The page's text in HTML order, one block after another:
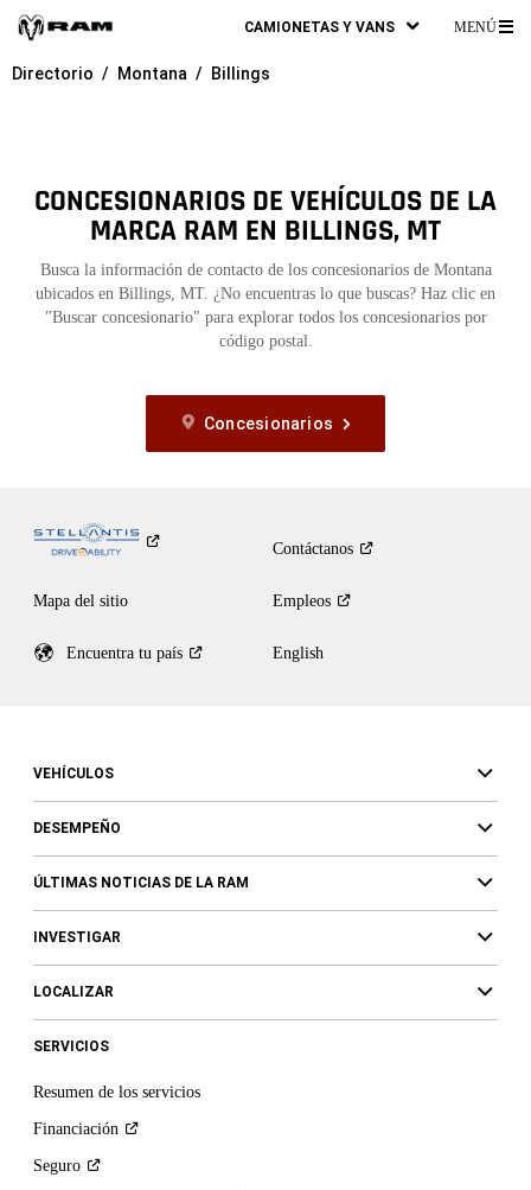
CAMIONETAS Y VANS MENÚ
Directorio Montana Billings
CONCESIONARIOS DE VEHÍCULOS DE LA
MARCA RAM EN BILLINGS, MT
Busca la información de contacto de los concesionarios de Montana
ubicados en Billings, MT. ¿No encuentras lo que buscas? Haz clic en
"Buscar concesionario" para explorar todos los concesionarios por
código postal.
Concesionarios
Contáctanos
Mapa del sitio Empleos
Encuentra tu país English
VEHÍCULOS
DESEMPEÑO
ÚLTIMAS NOTICIAS DE LA RAM
INVESTIGAR
LOCALIZAR
SERVICIOS
Resumen de los servicios
Financiación
Seguro